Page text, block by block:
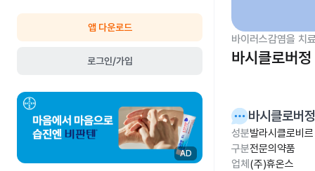
앱 다운로드
로그인/가입
AD
바이러스감염을 치
바시클로버
바시클로버
성분발라시클로비
구분전문의약품
업체 (주)휴온스